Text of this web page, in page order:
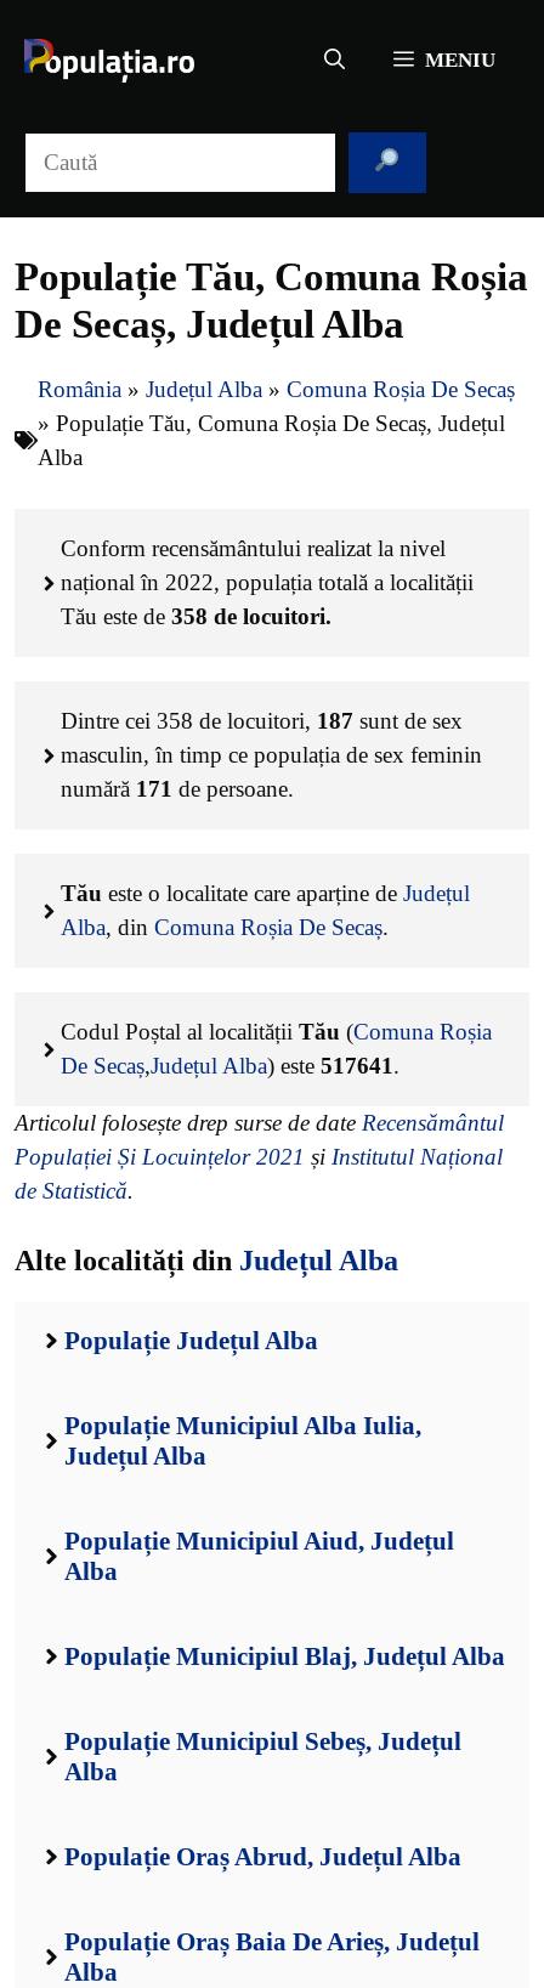
conținut
MENIU
Populație Tău, Comuna Roșia
De Secaș, Județul Alba
România » Județul Alba » Comuna Roșia De Secaș
» Populație Tău, Comuna Roșia De Secaș, Județul
Alba
Conform recensământului realizat la nivel
național în 2022, populația totală a localității
Tău este de 358 de locuitori.
Dintre cei 358 de locuitori, 187 sunt de sex
masculin, în timp ce populația de sex feminin
numără 171 de persoane.
Tău este o localitate care aparține de Județul
Alba, din Comuna Roșia De Secaș.
Codul Poștal al localității Tău (Comuna Roșia
De Secaș,Județul Alba) este 517641.
Articolul folosește drep surse de date Recensământul
Populației Și Locuințelor 2021 și Institutul Național
de Statistică.
Alte localități din Județul Alba
Populație Județul Alba
Populație Municipiul Alba Iulia,
Județul Alba
Populație Municipiul Aiud, Județul
Alba
Populație Municipiul Blaj, Județul Alba
Populație Municipiul Sebeș, Județul
Alba
Populație Oraș Abrud, Județul Alba
Populație Oraș Baia De Arieș, Județul
Alba